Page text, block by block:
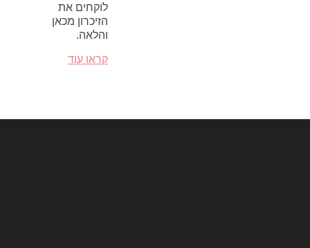
לוקחים את
הזיכרון מכאן
והלאה.
קראו עוד